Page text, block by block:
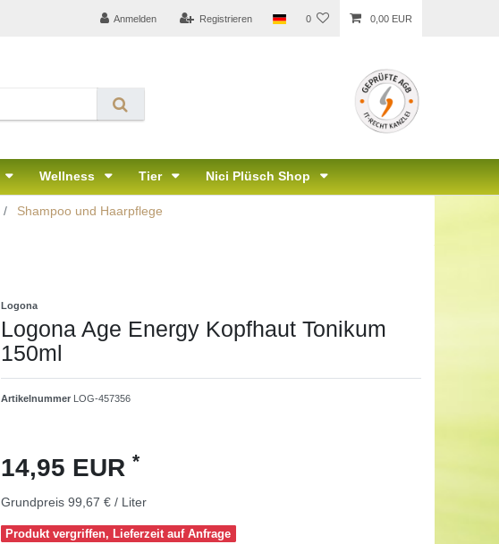
Anmelden Registrieren 0 0,00 EUR
Wellness Tier Nici Plüsch Shop
Shampoo und Haarpflege
Logona
Logona Age Energy Kopfhaut Tonikum
150ml
Artikelnummer LOG-457356
14,95 EUR *
Grundpreis 99,67 € / Liter
Produkt vergriffen, Lieferzeit auf Anfrage